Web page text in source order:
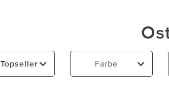
Topseller Farbe